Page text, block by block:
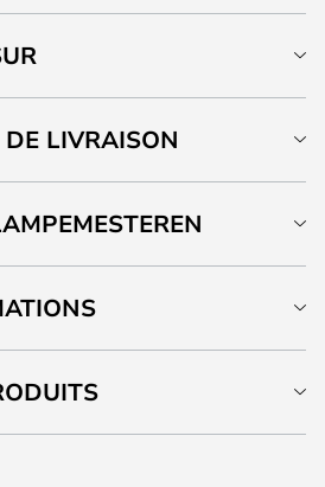
LIVRAISON